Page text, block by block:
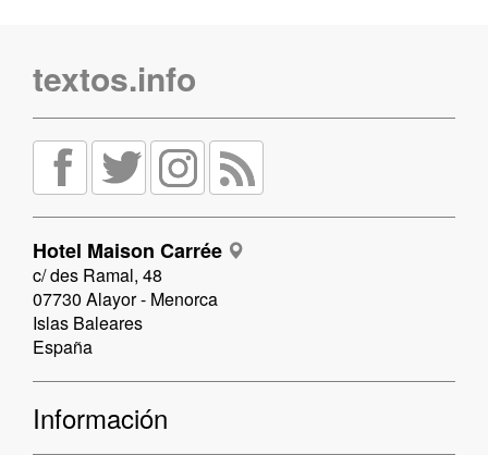
textos.info
Hotel Maison Carrée
c/ des Ramal, 48
07730 Alayor - Menorca
Islas Baleares
España
Información